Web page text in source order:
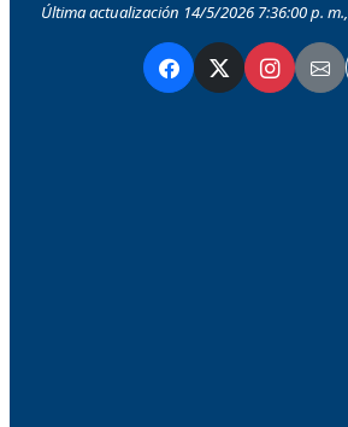
Última actualización 14/5/2026 7:36:00 p. m.,